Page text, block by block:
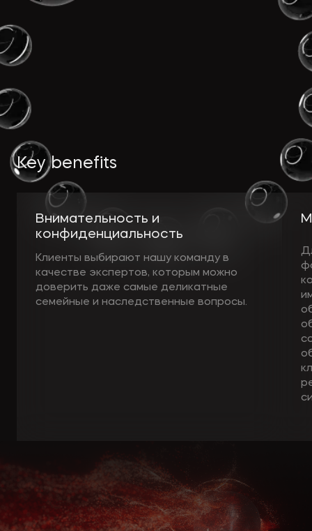
Key benefits
Внимательность и
конфиденциальность
Клиенты выбирают нашу команду в
качестве экспертов, которым можно
доверить даже самые деликатные
семейные и наследственные вопросы.